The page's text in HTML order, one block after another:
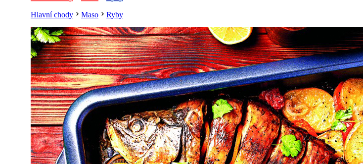
Hlavní chody Maso Ryby